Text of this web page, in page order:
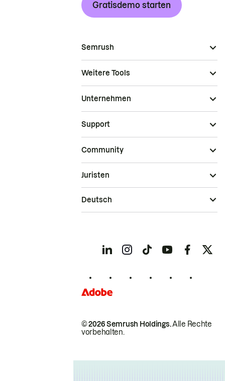
Gratisdemo starten
Semrush
Weitere Tools
Unternehmen
Support
Community
© 2026 Semrush Holdings.Alle Rechte
vorbehalten.
Juristen
Deutsch